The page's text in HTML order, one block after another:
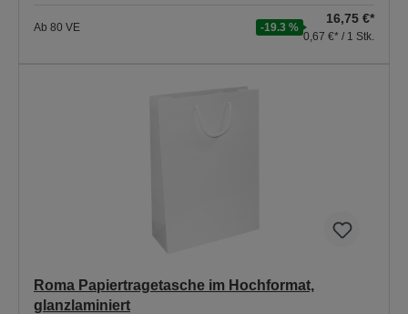
Ab 80 VE -19.3 %
16,75 €*
0,67 €* / 1 Stk.
Roma Papiertragetasche im Hochformat,
glanzlaminiert